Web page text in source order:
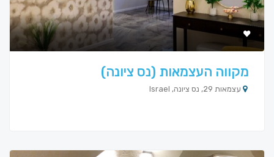
מקווה העצמאות (נס ציונה)
עצמאות 29, נס ציונה, Israel